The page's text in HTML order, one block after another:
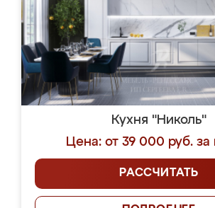
Кухня "Николь"
Цена: от 39 000 руб. за
РАССЧИТАТЬ